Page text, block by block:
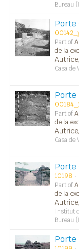
Bureau
Porte
Part of
de la
Casa de
Porte
Part of
de la
Casa de
Porte
10198
Part of
de la
Institut
Bureau
Porte